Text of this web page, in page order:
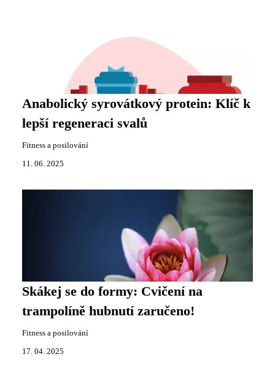
Anabolický syrovátkový protein: Klíč k
lepší regeneraci svalů
Fitness a posilování
11. 06. 2025
Skákej se do formy: Cvičení na
trampolíně hubnutí zaručeno!
Fitness a posilování
17. 04. 2025